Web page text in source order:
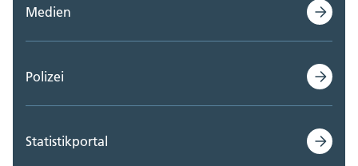
Medien
Polizei
Statistikportal